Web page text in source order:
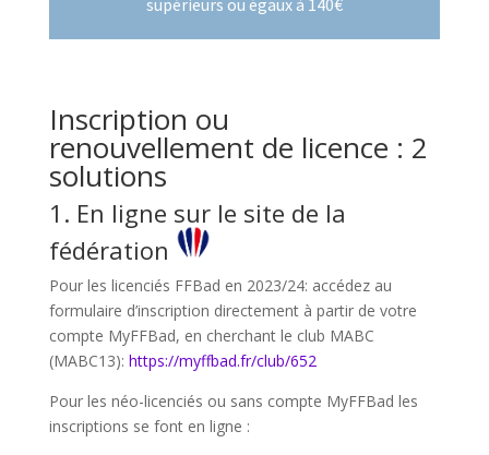
supérieurs ou égaux à 140€
Inscription ou
renouvellement de licence : 2
solutions
1. En ligne sur le site de la
fédération
Pour les licenciés FFBad en 2023/24: accédez au
formulaire d’inscription directement à partir de votre
compte MyFFBad, en cherchant le club MABC
(MABC13): https://myffbad.fr/club/652
Pour les néo-licenciés ou sans compte MyFFBad les
inscriptions se font en ligne :